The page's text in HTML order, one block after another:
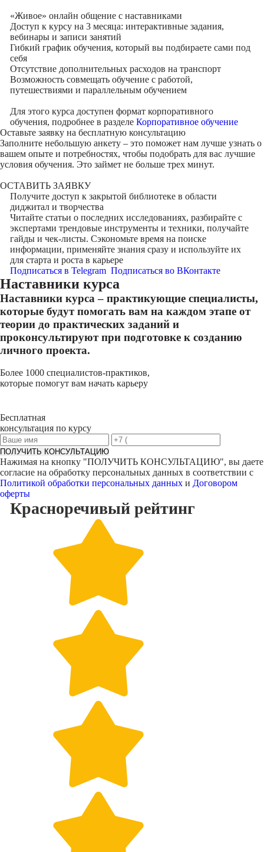
«Живое» онлайн общение с наставниками
Доступ к курсу на 3 месяца: интерактивные задания,
вебинары и записи занятий
Гибкий график обучения, который вы подбираете сами под
себя
Отсутствие дополнительных расходов на транспорт
Возможность совмещать обучение с работой,
путешествиями и параллельным обучением
Для этого курса доступен формат корпоративного
обучения, подробнее в разделе Корпоративное обучение
Оставьте заявку на бесплатную консультацию
Заполните небольшую анкету – это поможет нам лучше узнать о
вашем опыте и потребностях, чтобы подобрать для вас лучшие
условия обучения. Это займет не больше трех минут.
ОСТАВИТЬ ЗАЯВКУ
Получите доступ к закрытой библиотекев области
диджитал и творчества
Читайте статьи о последних исследованиях, разбирайте с
экспертами трендовые инструменты и техники, получайте
гайды и чек-листы. Сэкономьте время на поиске
информации, применяйте знания сразу и используйте их
для старта и роста в карьере
Подписаться в Telegram Подписаться во ВКонтакте
Наставники курса
Наставники курса – практикующие специалисты,
которые будут помогать вам на каждом этапе от
теории до практических заданий и
проконсультируют при подготовке к созданию
личного проекта.
Более 1000 специалистов-практиков,
которые помогут вам начать карьеру
Бесплатная
консультация по курсу
ПОЛУЧИТЬ КОНСУЛЬТАЦИЮ
Нажимая на кнопку "ПОЛУЧИТЬ КОНСУЛЬТАЦИЮ", вы даете
согласие на обработку персональных данных в соответствии с
Политикой обработки персональных данных и Договором
оферты
Красноречивый рейтинг